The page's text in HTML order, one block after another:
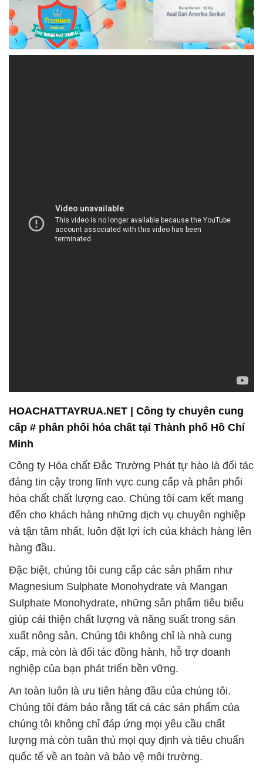
HOACHATTAYRUA.NET | Công ty chuyên cung
cấp # phân phối hóa chất tại Thành phố Hồ Chí
Minh
Công ty Hóa chất Đắc Trường Phát tự hào là đối tác
đáng tin cậy trong lĩnh vực cung cấp và phân phối
hóa chất chất lượng cao. Chúng tôi cam kết mang
đến cho khách hàng những dịch vụ chuyên nghiệp
và tận tâm nhất, luôn đặt lợi ích của khách hàng lên
hàng đầu.
Đặc biệt, chúng tôi cung cấp các sản phẩm như
Magnesium Sulphate Monohydrate và Mangan
Sulphate Monohydrate, những sản phẩm tiêu biểu
giúp cải thiện chất lượng và năng suất trong sản
xuất nông sản. Chúng tôi không chỉ là nhà cung
cấp, mà còn là đối tác đồng hành, hỗ trợ doanh
nghiệp của bạn phát triển bền vững.
An toàn luôn là ưu tiên hàng đầu của chúng tôi.
Chúng tôi đảm bảo rằng tất cả các sản phẩm của
chúng tôi không chỉ đáp ứng mọi yêu cầu chất
lượng mà còn tuân thủ mọi quy định và tiêu chuẩn
quốc tế về an toàn và bảo vệ môi trường.